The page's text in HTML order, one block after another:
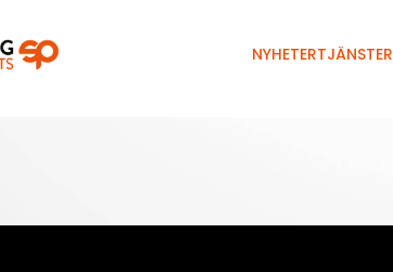
NYHETERTJÄNSTER